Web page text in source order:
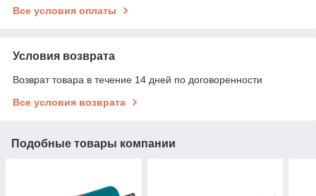
Все условия оплаты
Условия возврата
Возврат товара в течение 14 дней по договоренности
Все условия возврата
Подобные товары компании